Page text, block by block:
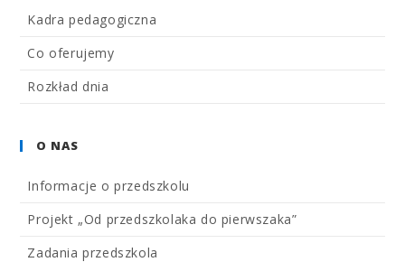
Kadra pedagogiczna
Co oferujemy
Rozkład dnia
O NAS
Informacje o przedszkolu
Projekt „Od przedszkolaka do pierwszaka”
Zadania przedszkola